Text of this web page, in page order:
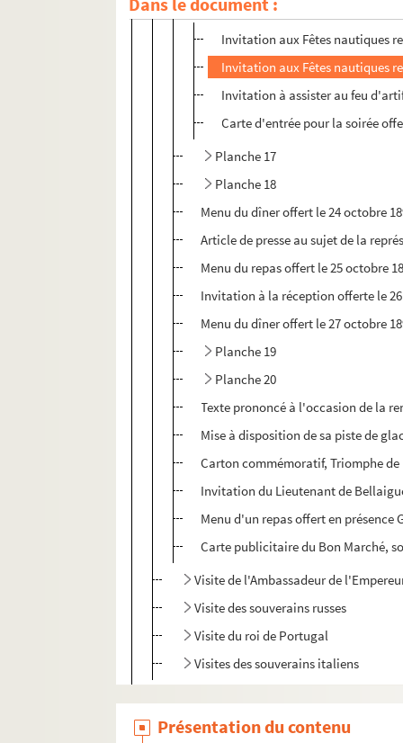
Planche 16
Invitation aux Fêtes nautiques
Invitation aux Fêtes nautiques
Invitation à assister au feu
Carte d'entrée pour la soirée
Planche 17
Planche 18
Menu du dîner offert le 24 octobre
Article de presse au sujet de la
Menu du repas offert le 25 octobre
Invitation à la réception offerte le
Menu du dîner offert le 27 octobre
Planche 19
Planche 20
Texte prononcé à l'occasion de la
Mise à disposition de sa piste de
Carton commémoratif, Triomphe de
Invitation du Lieutenant de
Menu d'un repas offert en présence
Carte publicitaire du Bon Marché,
Visite de l'Ambassadeur de
Visite des souverains russes
Visite du roi de Portugal
Visites des souverains italiens
504QO/16. Président des Etats-Unis, roi
Présentation du contenu